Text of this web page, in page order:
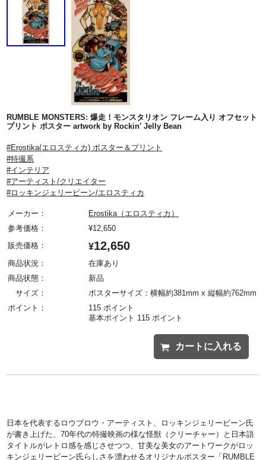
RUMBLE MONSTERS: 爆走！モンスタリオン フレーム入り オフセット
プリント ポスター artwork by Rockin' Jelly Bean
#Erostika(エロスティカ) ポスター＆プリント
#特撮系
#インテリア
#アーティスト/クリエイター
#ロッキンジェリービーン/エロスティカ
メーカー：
Erostika（エロスティカ）
参考価格：
¥12,650
販売価格：
¥12,650
商品状況：
在庫あり
商品状態：
新品
サイズ：
ポスターサイズ：横幅約381mm x 縦幅約762mm
ポイント：
115 ポイント
基本ポイント 115 ポイント
カートに入れる
日本を代表するロウブロウ・アーティスト、ロッキンジェリービーン氏
が書き上げた、70年代の特撮映画の様な怪獣（クリーチャー）と日本語
タイトルがレトロ感を感じさせつつ、甘美な美女のアートワークがロッ
キンジェリービーン氏らしさを漂わせるオリジナルポスター「RUMBLE